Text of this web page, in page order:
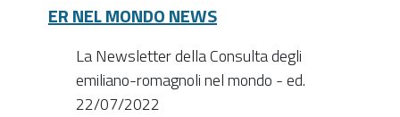
ER NEL MONDO NEWS
La Newsletter della Consulta degli
emiliano-romagnoli nel mondo - ed.
22/07/2022